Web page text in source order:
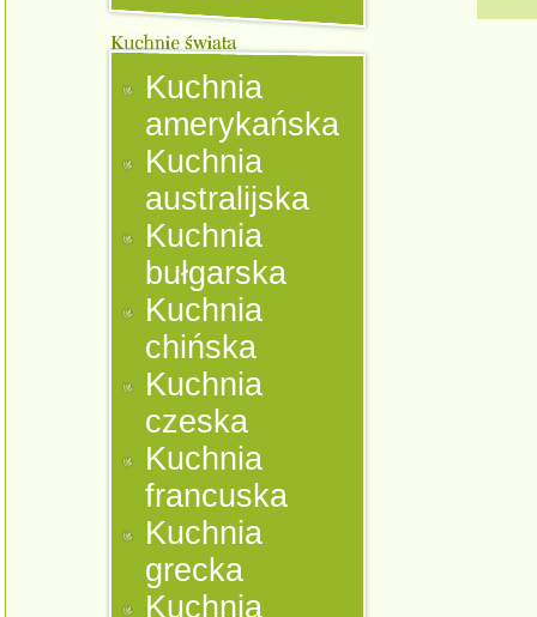
Kuchnia
amerykańska
Kuchnia
australijska
Kuchnia
bułgarska
Kuchnia
chińska
Kuchnia
czeska
Kuchnia
francuska
Kuchnia
grecka
Kuchnia